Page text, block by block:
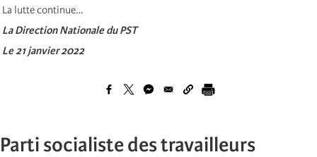
La lutte continue…
La Direction Nationale du PST
Le 21 janvier 2022
Parti socialiste des travailleurs